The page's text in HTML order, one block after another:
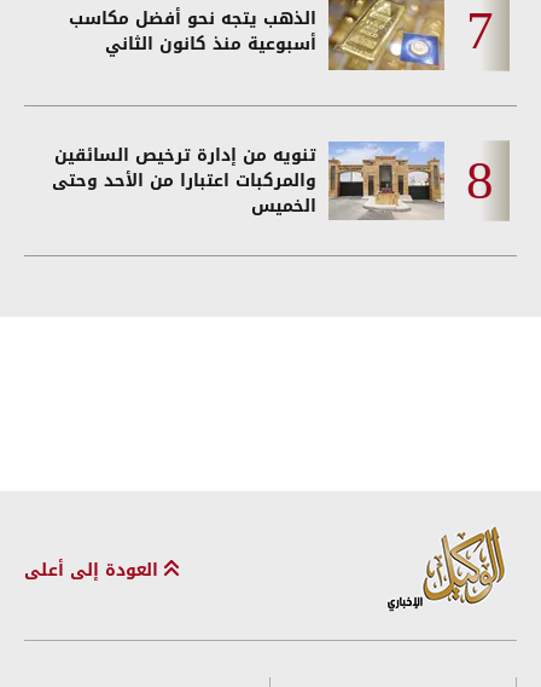
الذهب يتجه نحو أفضل مكاسب
أسبوعية منذ كانون الثاني
تنويه من إدارة ترخيص السائقين
والمركبات اعتبارا من الأحد وحتى
الخميس
العودة إلى أعلى